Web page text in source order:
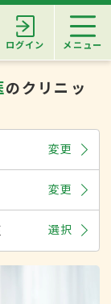
ログイン メニュー
のクリニッ
変更
変更
選択